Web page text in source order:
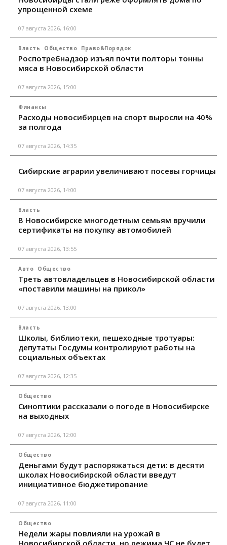
упрощенной схеме
07 августа 2026, 16:00
Власть Общество Право&Порядок
Роспотребнадзор изъял почти полторы тонны
мяса в Новосибирской области
07 августа 2026, 15:00
Финансы
Расходы новосибирцев на спорт выросли на 40%
за полгода
07 августа 2026, 14:35
Сибирские аграрии увеличивают посевы горчицы
07 августа 2026, 14:00
Власть
В Новосибирске многодетным семьям вручили
сертификаты на покупку автомобилей
07 августа 2026, 13:55
Авто Общество
Треть автовладельцев в Новосибирской области
«поставили машины на прикол»
07 августа 2026, 13:00
Власть
Школы, библиотеки, пешеходные тротуары:
депутаты Госдумы контролируют работы на
социальных объектах
07 августа 2026, 12:35
Общество
Синоптики рассказали о погоде в Новосибирске
на выходных
07 августа 2026, 12:00
Общество
Деньгами будут распоряжаться дети: в десяти
школах Новосибирской области введут
инициативное бюджетирование
07 августа 2026, 11:00
Общество
Недели жары повлияли на урожай в